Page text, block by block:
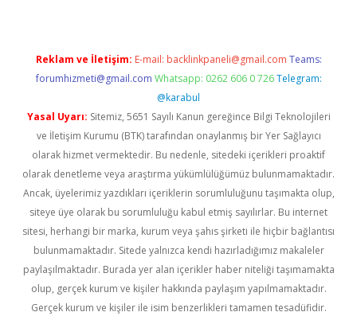
Reklam ve İletişim: E-mail: backlinkpaneli@gmail.com Teams:
forumhizmeti@gmail.com Whatsapp: 0262 606 0 726 Telegram:
@karabul
Yasal Uyarı: Sitemiz, 5651 Sayılı Kanun gereğince Bilgi Teknolojileri
ve İletişim Kurumu (BTK) tarafından onaylanmış bir Yer Sağlayıcı
olarak hizmet vermektedir. Bu nedenle, sitedeki içerikleri proaktif
olarak denetleme veya araştırma yükümlülüğümüz bulunmamaktadır.
Ancak, üyelerimiz yazdıkları içeriklerin sorumluluğunu taşımakta olup,
siteye üye olarak bu sorumluluğu kabul etmiş sayılırlar. Bu internet
sitesi, herhangi bir marka, kurum veya şahıs şirketi ile hiçbir bağlantısı
bulunmamaktadır. Sitede yalnızca kendi hazırladığımız makaleler
paylaşılmaktadır. Burada yer alan içerikler haber niteliği taşımamakta
olup, gerçek kurum ve kişiler hakkında paylaşım yapılmamaktadır.
Gerçek kurum ve kişiler ile isim benzerlikleri tamamen tesadüfidir.